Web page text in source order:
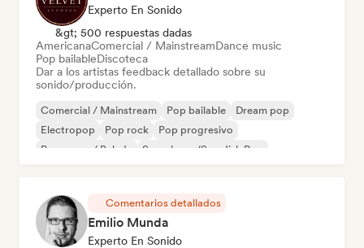
Experto En Sonido
&gt; 500 respuestas dadas
AmericanaComercial / MainstreamDance music
Pop bailableDiscoteca
Dar a los artistas feedback detallado sobre su
sonido/producción.
Comercial / Mainstream Pop bailable
Dream pop
Electropop
Pop rock
Pop progresivo
Pop suave / Balada
Svenskpop/Swedish Pop
Comentarios detallados
Emilio Munda
Experto En Sonido